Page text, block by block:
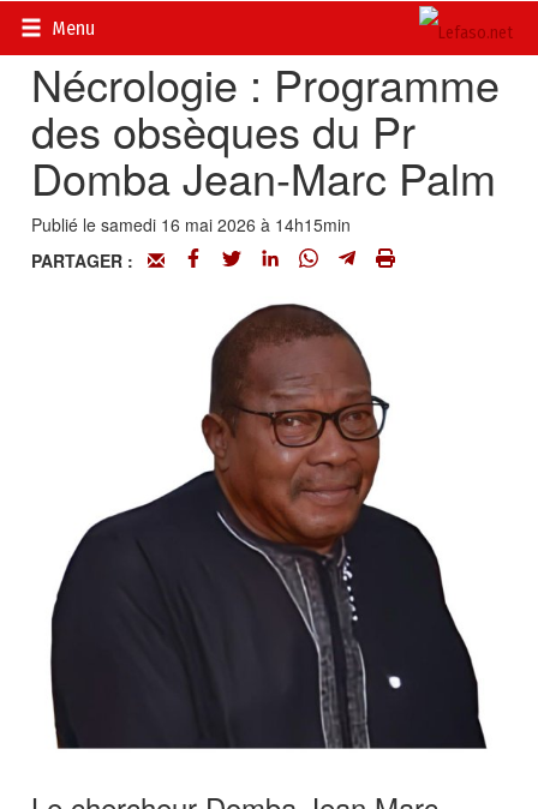
Menu
Accueil>
Nécrologie : Programme
des obsèques du Pr
Domba Jean-Marc Palm
Publié le samedi 16 mai 2026 à 14h15min
PARTAGER :